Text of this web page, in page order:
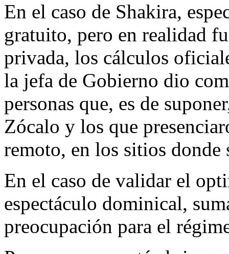
En el caso de Shakira,
gratuito, pero en realidad
privada, los cálculos
la jefa de Gobierno dio
personas que, es de
Zócalo y los que
remoto, en los sitios donde
En el caso de validar el
espectáculo dominical,
preocupación para el